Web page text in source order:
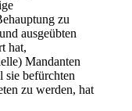
zu
ausgeübten
hat,
Mandanten
sie befürchten
zu werden, hat